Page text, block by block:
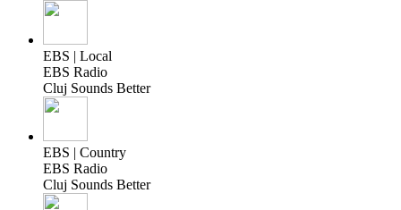
EBS | Local
EBS Radio
Cluj Sounds Better
EBS | Country
EBS Radio
Cluj Sounds Better